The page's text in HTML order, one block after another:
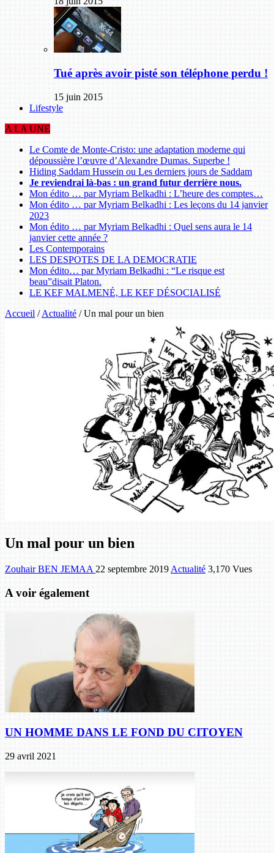
Tué après avoir pisté son téléphone perdu !
15 juin 2015
Lifestyle
A LA UNE
Le Comte de Monte-Cristo: une adaptation moderne qui
dépoussière l’œuvre d’Alexandre Dumas. Superbe !
Hiding Saddam Hussein ou Les derniers jours de Saddam
Je reviendrai là-bas : un grand futur derrière nous.
Mon édito … par Myriam Belkadhi : L’heure des comptes…
Mon édito … par Myriam Belkadhi : Les leçons du 14 janvier
2023
Mon édito … par Myriam Belkadhi : Quel sens aura le 14
janvier cette année ?
Les Contemporains
LES DESPOTES DE LA DEMOCRATIE
Mon édito… par Myriam Belkadhi : “Le risque est
beau”disait Platon.
LE KEF MALMENÉ, LE KEF DÉSOCIALISÉ
Accueil / Actualité / Un mal pour un bien
Un mal pour un bien
Zouhair BEN JEMAA 22 septembre 2019 Actualité 3,170 Vues
A voir également
UN HOMME DANS LE FOND DU CITOYEN
29 avril 2021